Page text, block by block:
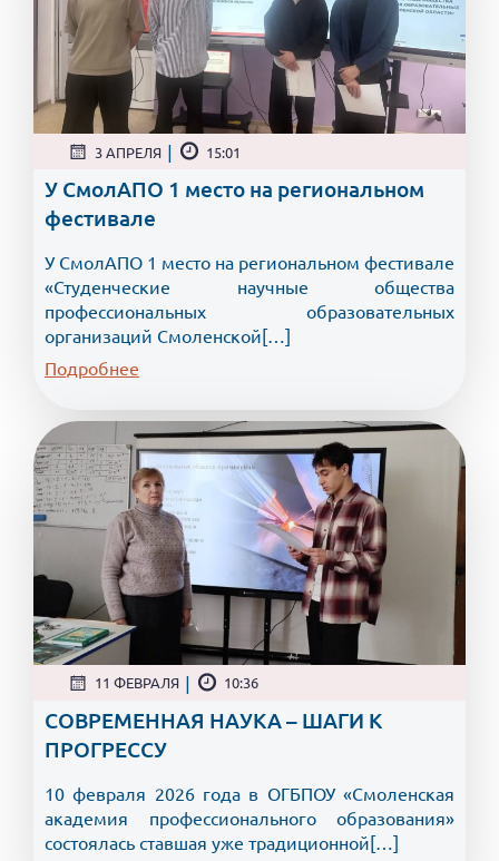
3 АПРЕЛЯ | 15:01
У СмолАПО 1 место на региональном
фестивале
У СмолАПО 1 место на региональном фестивале
«Студенческие научные общества
профессиональных образовательных
организаций Смоленской[…]
Подробнее
11 ФЕВРАЛЯ | 10:36
СОВРЕМЕННАЯ НАУКА – ШАГИ К
ПРОГРЕССУ
10 февраля 2026 года в ОГБПОУ «Смоленская
академия профессионального образования»
состоялась ставшая уже традиционной[…]